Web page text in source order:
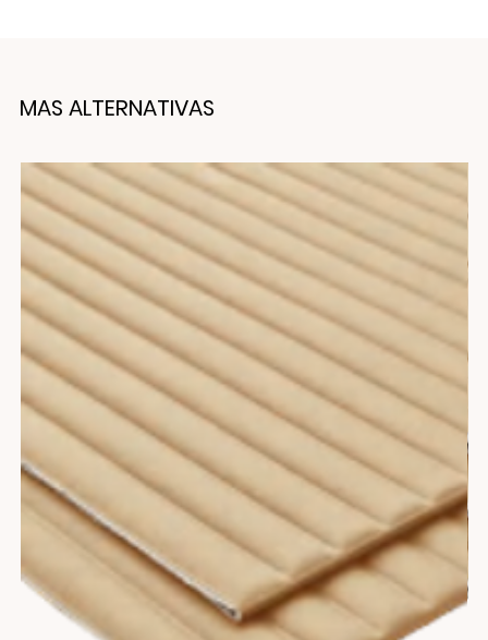
MAS ALTERNATIVAS